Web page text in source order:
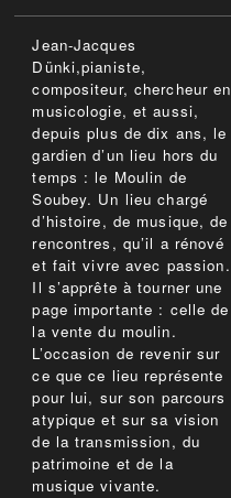
Jean-Jacques
Dünki,pianiste,
compositeur, chercheur en
musicologie, et aussi,
depuis plus de dix ans, le
gardien d’un lieu hors du
temps : le Moulin de
Soubey. Un lieu chargé
d’histoire, de musique, de
rencontres, qu’il a rénové
et fait vivre avec passion.
Il s’apprête à tourner une
page importante : celle de
la vente du moulin.
L’occasion de revenir sur
ce que ce lieu représente
pour lui, sur son parcours
atypique et sur sa vision
de la transmission, du
patrimoine et de la
musique vivante.